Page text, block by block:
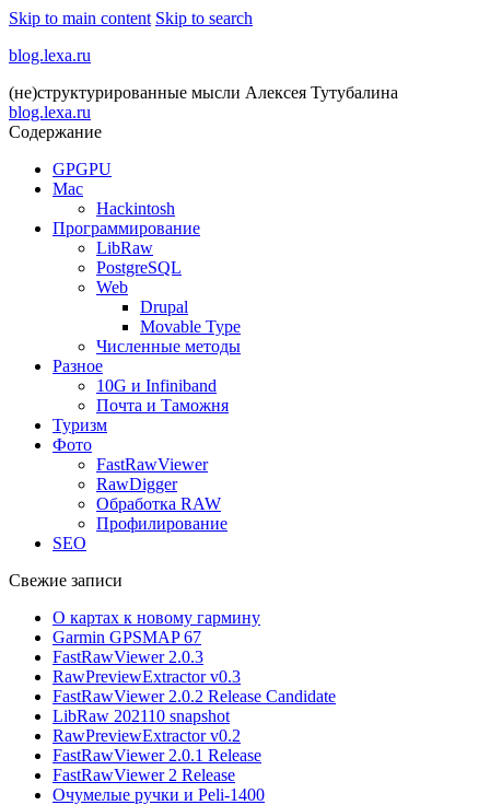
Skip to main content Skip to search
blog.lexa.ru
(не)структурированные мысли Алексея Тутубалина
blog.lexa.ru
Содержание
GPGPU
Mac
Hackintosh
Программирование
LibRaw
PostgreSQL
Web
Drupal
Movable Type
Численные методы
Разное
10G и Infiniband
Почта и Таможня
Туризм
Фото
FastRawViewer
RawDigger
Обработка RAW
Профилирование
SEO
Свежие записи
О картах к новому гармину
Garmin GPSMAP 67
FastRawViewer 2.0.3
RawPreviewExtractor v0.3
FastRawViewer 2.0.2 Release Candidate
LibRaw 202110 snapshot
RawPreviewExtractor v0.2
FastRawViewer 2.0.1 Release
FastRawViewer 2 Release
Очумелые ручки и Peli-1400